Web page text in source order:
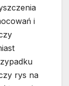
i
rys na